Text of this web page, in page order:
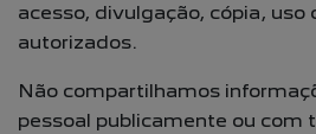
acesso, divulgação, cópia, uso
autorizados.
Não compartilhamos
pessoal publicamente ou com